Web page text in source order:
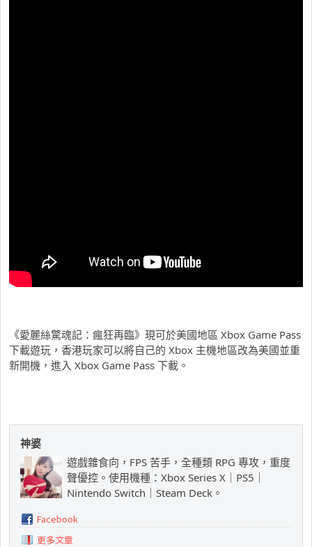
《愛麗絲驚魂記：瘋狂再臨》現可於美國地區 Xbox Game Pass
下載遊玩，香港玩家可以將自己的 Xbox 主機地區改為美國並重
新開機，進入 Xbox Game Pass 下載。
神婆
遊戲雜食向，FPS 苦手，全種類 RPG 專攻，重度
聲優控。使用機種：Xbox Series X｜PS5｜
Nintendo Switch｜Steam Deck。
Facebook
更多文章